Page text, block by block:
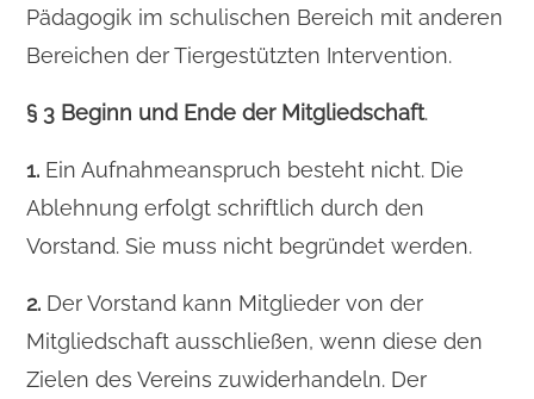
Pädagogik im schulischen Bereich mit anderen
Bereichen der Tiergestützten Intervention.
§ 3 Beginn und Ende der Mitgliedschaft.
1. Ein Aufnahmeanspruch besteht nicht. Die
Ablehnung erfolgt schriftlich durch den
Vorstand. Sie muss nicht begründet werden.
2. Der Vorstand kann Mitglieder von der
Mitgliedschaft ausschließen, wenn diese den
Zielen des Vereins zuwiderhandeln. Der